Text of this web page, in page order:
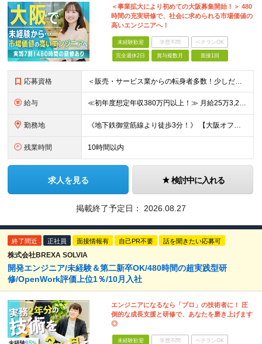
＜事業拡大により初めての大阪募集開始！＞ 480
時間の充実研修で、社会に求められる市場価値の
高いエンジニアへ！
未経験歓迎 学歴不問 ベテランOK
完全週休2日 賞与複数月 面接1回
応募資格 ＜販売・サービス業からの転身者多数！少しだけ興味がある！話だけ聞いてみたい！…そんな方でも歓迎♪まずはお会いするところから始めましょう◎＞ ◆年齢30歳まで（若年層の長期キャリア形成のため） ◆大卒以
給与 ≪初年度想定年収380万円以上！≫ 月給25万3,220円～＋賞与年2回 ※上記金額には月20時間分(3万4,220円～)の見込み残業代を含み、超過した分は別途全額支給します。 ※経験やスキルを考慮
勤務地 《地下鉄御堂筋線より徒歩3分！》 【大阪オフィス】大阪府大阪市中央区平野町四丁目2番3号 オービック御堂筋ビル9F もしくは、大阪府を中心とした各プロジェクト先 ※プロジェクトにより、出社・リモート
残業時間 10時間以内
求人を見る 検討中に入れる
掲載終了予定日： 2026.08.27
終了間近 正社員 面接情報有 自己PR不要 話を聞きたい応募可
株式会社BREXA SOLVIA
開発エンジニア/未経験＆第二新卒OK/480時間の超実践型研
修/OpenWork評価上位1％/10月入社
エンジニアになるなら「プロ」の技術者に！ 圧
倒的な成長支援と研修で、あなたを磨き上げます
◎
未経験歓迎 学歴不問 ベテランOK